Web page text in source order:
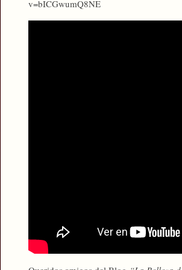
v=bICGwumQ8NE